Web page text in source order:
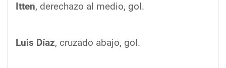
Itten, derechazo al medio, gol.
Luis Díaz, cruzado abajo, gol.